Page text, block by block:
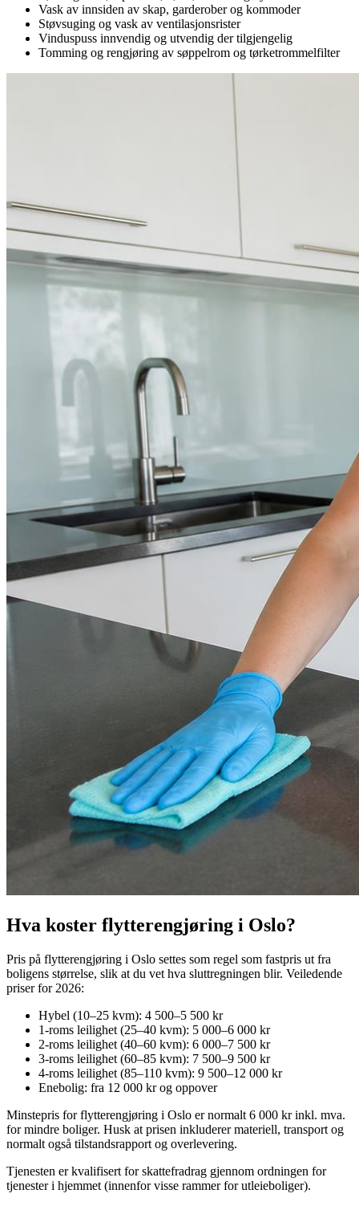
Vask av innsiden av skap, garderober og kommoder
Støvsuging og vask av ventilasjonsrister
Vinduspuss innvendig og utvendig der tilgjengelig
Tomming og rengjøring av søppelrom og tørketrommelfilter
Hva koster flytterengjøring i Oslo?
Pris på flytterengjøring i Oslo settes som regel som fastpris ut fra
boligens størrelse, slik at du vet hva sluttregningen blir. Veiledende
priser for 2026:
Hybel (10–25 kvm): 4 500–5 500 kr
1-roms leilighet (25–40 kvm): 5 000–6 000 kr
2-roms leilighet (40–60 kvm): 6 000–7 500 kr
3-roms leilighet (60–85 kvm): 7 500–9 500 kr
4-roms leilighet (85–110 kvm): 9 500–12 000 kr
Enebolig: fra 12 000 kr og oppover
Minstepris for flytterengjøring i Oslo er normalt 6 000 kr inkl. mva.
for mindre boliger. Husk at prisen inkluderer materiell, transport og
normalt også tilstandsrapport og overlevering.
Tjenesten er kvalifisert for skattefradrag gjennom ordningen for
tjenester i hjemmet (innenfor visse rammer for utleieboliger).